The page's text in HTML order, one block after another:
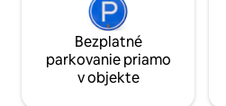
Bezplatné
parkovanie priamo
v objekte